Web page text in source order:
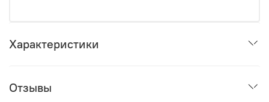
Характеристики
Отзывы